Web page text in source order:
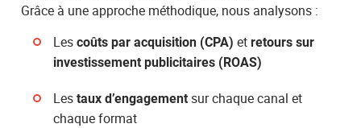
Grâce à une approche méthodique, nous analysons :
Lescoûts par acquisition (CPA) etretours sur
investissement publicitaires (ROAS)
Lestaux d’engagement sur chaque canal et
chaque format